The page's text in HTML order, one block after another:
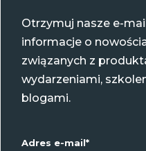
Otrzymuj nasze e-
informacje o
związanych z
wydarzeniami,
blogami.
Adres e-mail*